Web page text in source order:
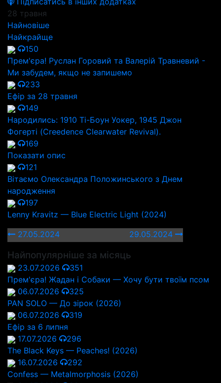
28 травня
Найновіше
Найкрайще
150
Прем'єра! Руслан Горовий та Валерій Травневий -
Ми забудем, якщо не запишемо
233
Ефір за 28 травня
149
Народились: 1910 Ті-Боун Уокер, 1945 Джон
Фогерті (Creedence Clearwater Revival).
169
Показати опис
121
Вітаємо Олександра Положинського з Днем
народження
197
Lenny Kravitz — Blue Electric Light (2024)
27.05.2024
29.05.2024
Найпопулярніше за місяць
23.07.2026
351
Прем'єра! Жадан і Собаки — Хочу бути твоїм псом
06.07.2026
325
PAN SOLO — До зірок (2026)
06.07.2026
319
Ефір за 6 липня
17.07.2026
296
The Black Keys — Peaches! (2026)
16.07.2026
292
Confess — Metalmorphosis (2026)